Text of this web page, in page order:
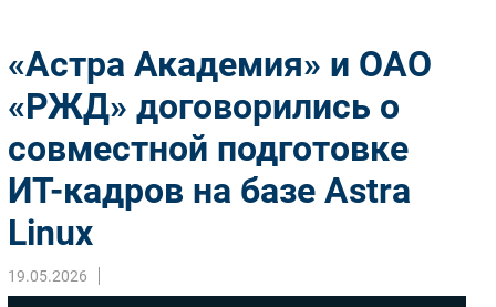
Импорто­замещение
Автоматизация Промышленности
Интернет
Фиксированная связь
Интеграция
Рынок ПК
Маркетинг
«Астра Академия» и ОАО
«РЖД» договорились о
совместной подготовке
ИТ-кадров на базе Astra
Linux
19.05.2026